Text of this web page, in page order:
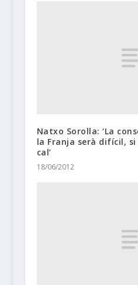
Natxo Sorolla: ‘La
la Franja serà difícil, si
cal’
18/06/2012